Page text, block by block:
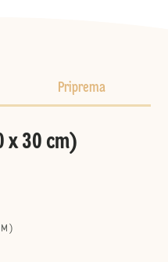
Priprema
x 30 cm)